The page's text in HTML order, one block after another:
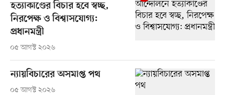
হত্যাকাণ্ডের বিচার হবে স্বচ্ছ,
নিরপেক্ষ ও বিশ্বাসযোগ্য:
প্রধানমন্ত্রী
০৫ আগস্ট ২০২৬
ন্যায়বিচারের অসমাপ্ত পথ
০৫ আগস্ট ২০২৬